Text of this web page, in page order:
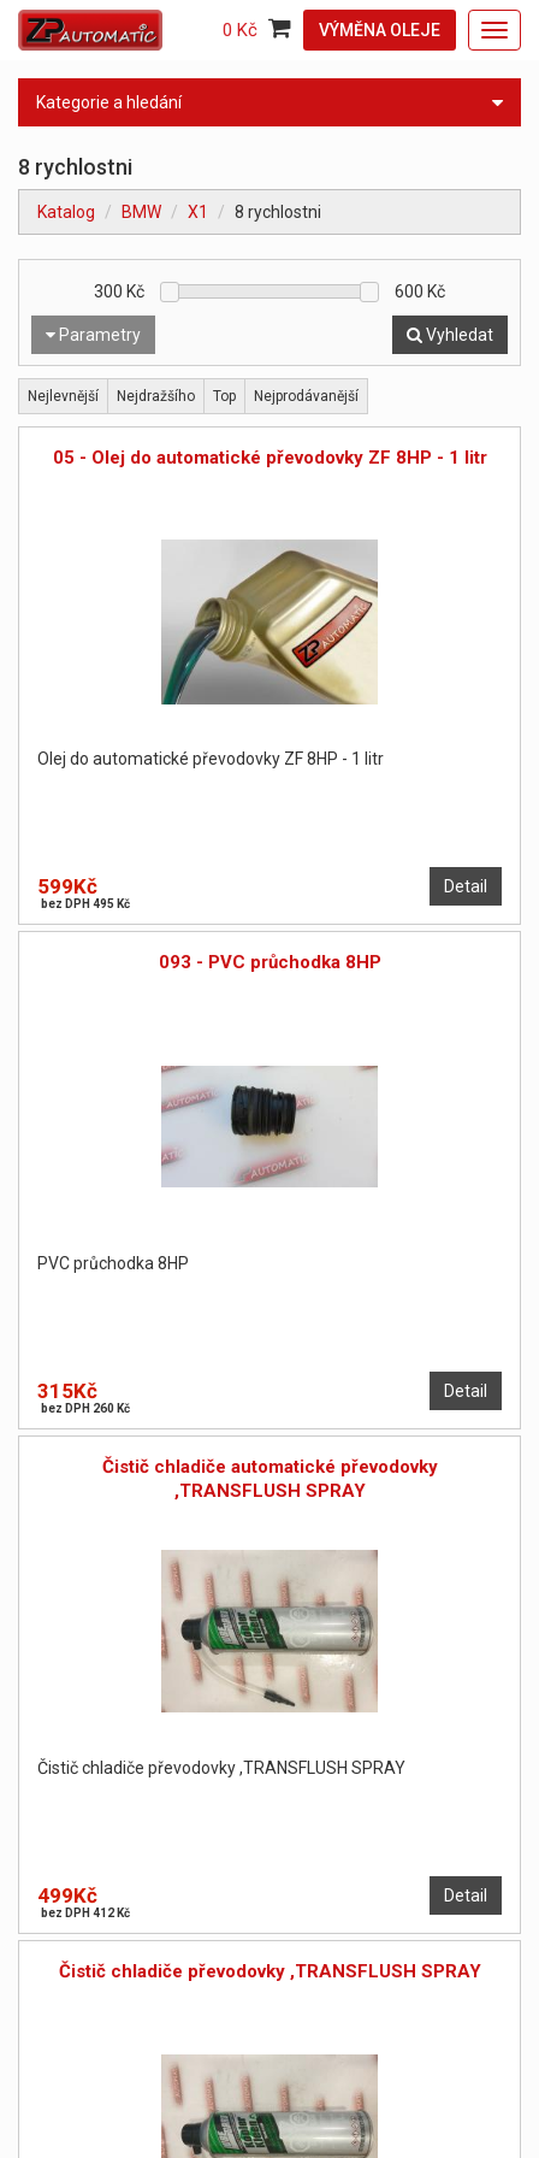
VÝMĚNA OLEJE
0 Kč
Kategorie a hledání
8 rychlostni
Katalog BMW X1 8 rychlostni
Parametry
300 Kč 600 Kč
Vyhledat
Nejlevnější Nejdražšího Top Nejprodávanější
05 - Olej do automatické převodovky ZF 8HP - 1 litr
Olej do automatické převodovky ZF 8HP - 1 litr
Detail
599Kč
bez DPH 495 Kč
093 - PVC průchodka 8HP
PVC průchodka 8HP
Detail
315Kč
bez DPH 260 Kč
Čistič chladiče automatické převodovky
,TRANSFLUSH SPRAY
Čistič chladiče převodovky ,TRANSFLUSH SPRAY
Detail
499Kč
bez DPH 412 Kč
Čistič chladiče převodovky ,TRANSFLUSH SPRAY